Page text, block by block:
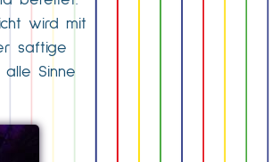
wird mit
saftige
Sinne